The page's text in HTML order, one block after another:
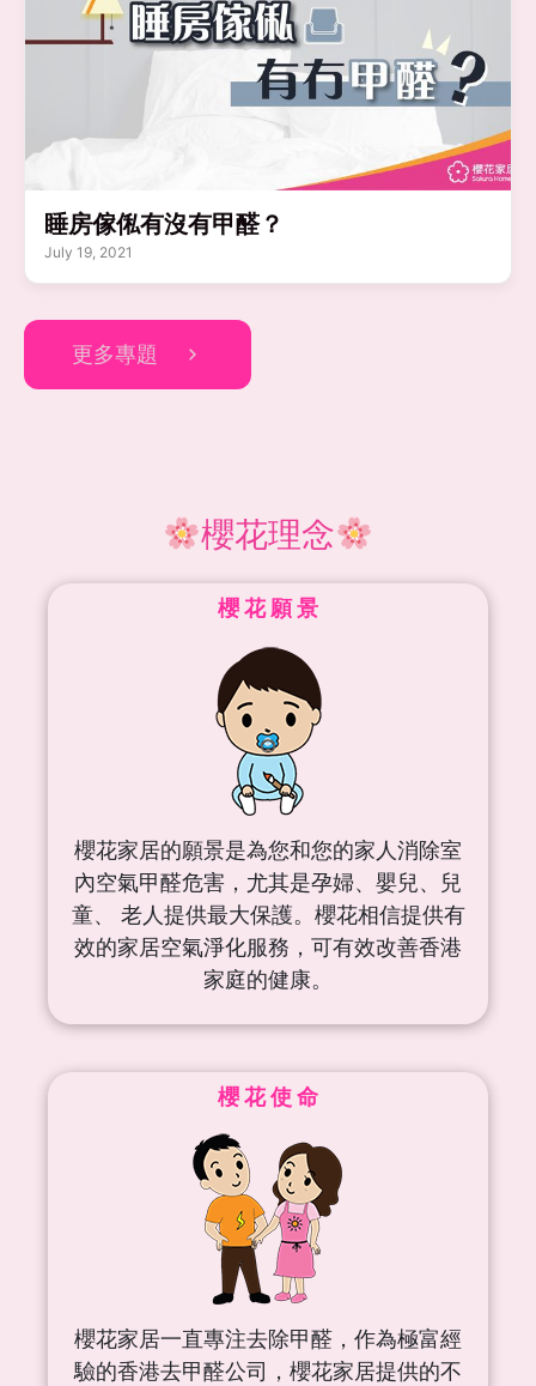
睡房傢俬有沒有甲醛？
July 19, 2021
更多專題
櫻花理念
櫻 花 願 景
櫻花家居的願景是為您和您的家人消除室
內空氣甲醛危害，尤其是孕婦、嬰兒、兒
童、 老人提供最大保護。櫻花相信提供有
效的家居空氣淨化服務，可有效改善香港
家庭的健康。
櫻 花 使 命
櫻花家居一直專注去除甲醛，作為極富經
驗的香港去甲醛公司，櫻花家居提供的不